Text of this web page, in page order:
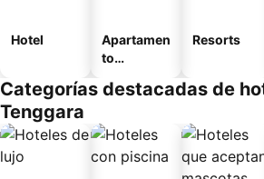
Hotel
Apartamen
to
o
Resorts
Categorías destacadas de
Tenggara